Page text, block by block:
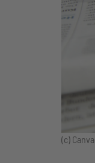
(c) Canva